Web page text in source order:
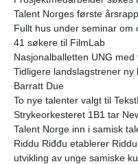
Talent Norges første
Fullt hus under seminar om
41 søkere til FilmLab
Nasjonalballetten UNG
Tidligere landslagstrener
Barratt Due
To nye talenter valgt til
Strykeorkesteret 1B1 tar
Talent Norge inn i samisk
Riddu Riđđu etablerer
utvikling av unge samiske